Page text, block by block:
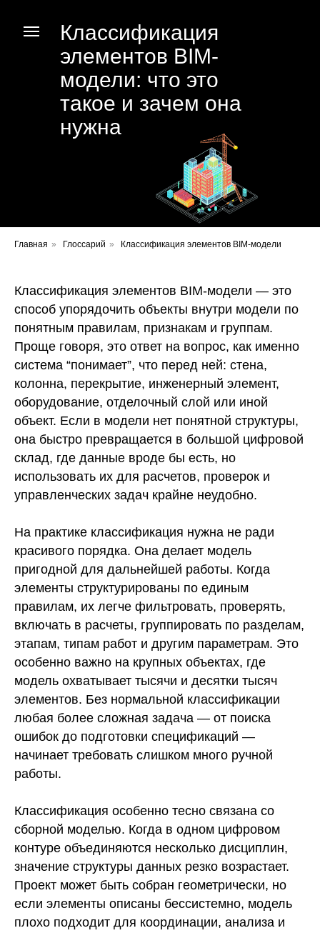
Классификация
элементов BIM-
модели: что это
такое и зачем она
нужна
Главная » Глоссарий » Классификация элементов BIM-модели
Классификация элементов BIM-модели — это
способ упорядочить объекты внутри модели по
понятным правилам, признакам и группам.
Проще говоря, это ответ на вопрос, как именно
система “понимает”, что перед ней: стена,
колонна, перекрытие, инженерный элемент,
оборудование, отделочный слой или иной
объект. Если в модели нет понятной структуры,
она быстро превращается в большой цифровой
склад, где данные вроде бы есть, но
использовать их для расчетов, проверок и
управленческих задач крайне неудобно.
На практике классификация нужна не ради
красивого порядка. Она делает модель
пригодной для дальнейшей работы. Когда
элементы структурированы по единым
правилам, их легче фильтровать, проверять,
включать в расчеты, группировать по разделам,
этапам, типам работ и другим параметрам. Это
особенно важно на крупных объектах, где
модель охватывает тысячи и десятки тысяч
элементов. Без нормальной классификации
любая более сложная задача — от поиска
ошибок до подготовки спецификаций —
начинает требовать слишком много ручной
работы.
Классификация особенно тесно связана со
сборной моделью. Когда в одном цифровом
контуре объединяются несколько дисциплин,
значение структуры данных резко возрастает.
Проект может быть собран геометрически, но
если элементы описаны бессистемно, модель
плохо подходит для координации, анализа и